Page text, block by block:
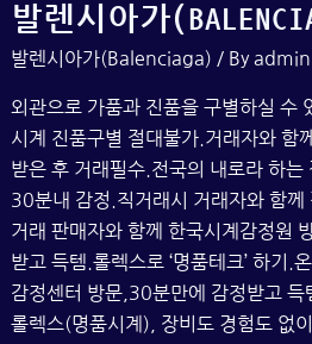
발렌시아가
발렌시아가(Balenciaga) / By admin
외관으로 가품과 진품을 구별하실 수
시계 진품구별 절대불가.거래자와 함
받은 후 거래필수.전국의 내로라 하는
30분내 감정.직거래시 거래자와 함께
거래 판매자와 함께 한국시계감정원
받고 득템.롤렉스로 ‘명품테크’ 하기.
감정센터 방문,30분만에 감정받고 득
롤렉스(명품시계), 장비도 경험도 없